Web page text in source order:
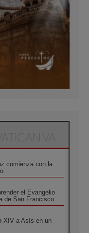
comienza con la
el Evangelio
de San Francisco
XIV a Asís en un